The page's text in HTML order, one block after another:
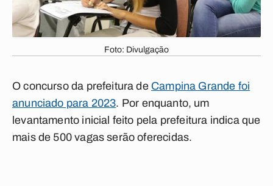
Foto: Divulgação
O concurso da prefeitura de Campina Grande foi
anunciado para 2023. Por enquanto, um
levantamento inicial feito pela prefeitura indica que
mais de 500 vagas serão oferecidas.